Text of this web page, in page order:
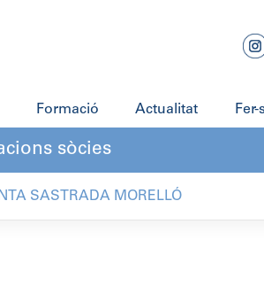
Formació Actualitat Fer-
sòcies
SASTRADA MORELLÓ